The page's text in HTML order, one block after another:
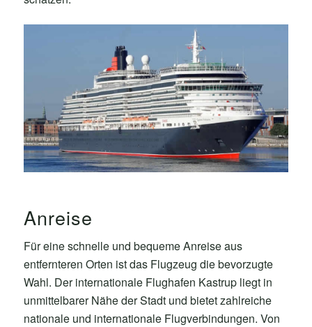
Anreise
Für eine schnelle und bequeme Anreise aus
entfernteren Orten ist das Flugzeug die bevorzugte
Wahl. Der internationale Flughafen Kastrup liegt in
unmittelbarer Nähe der Stadt und bietet zahlreiche
nationale und internationale Flugverbindungen. Von